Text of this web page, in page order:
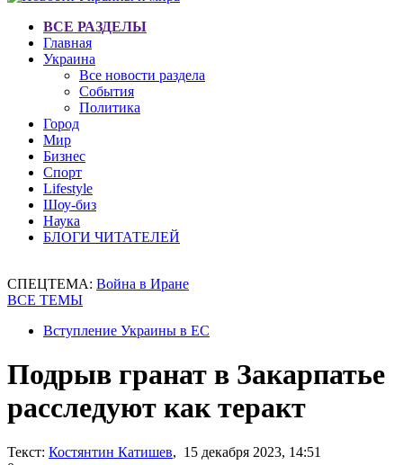
ВСЕ РАЗДЕЛЫ
Главная
Украина
Все новости раздела
События
Политика
Город
Мир
Бизнес
Спорт
Lifestyle
Шоу-биз
Наука
БЛОГИ ЧИТАТЕЛЕЙ
СПЕЦТЕМА: Война в Иране
ВСЕ ТЕМЫ
Вступление Украины в ЕС
Подрыв гранат в Закарпатье
расследуют как теракт
Текст: Костянтин Катишев, 15 декабря 2023, 14:51